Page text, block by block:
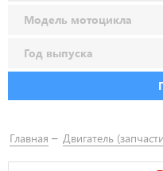
Главная Двигатель